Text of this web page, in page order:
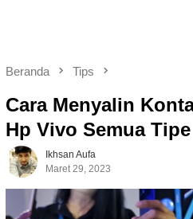
Beranda Tips
Cara Menyalin
Hp Vivo Semua Tipe
Ikhsan Aufa
Maret 29, 2023